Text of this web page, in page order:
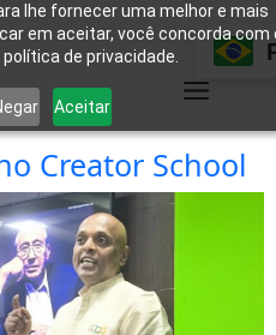
lhe fornecer uma melhor e mais
em aceitar, você concorda com
de privacidade.
Aceitar
Creator School